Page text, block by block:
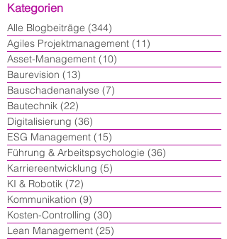
Kategorien
Alle Blogbeiträge (344)
Agiles Projektmanagement (11)
Asset-Management (10)
Baurevision (13)
Bauschadenanalyse (7)
Bautechnik (22)
Digitalisierung (36)
ESG Management (15)
Führung & Arbeitspsychologie (36)
Karriereentwicklung (5)
KI & Robotik (72)
Kommunikation (9)
Kosten-Controlling (30)
Lean Management (25)